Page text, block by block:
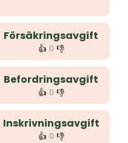
Försäkringsavgift
👍 0 👎
Befordringsavgift
👍 0 👎
Inskrivningsavgift
👍 0 👎